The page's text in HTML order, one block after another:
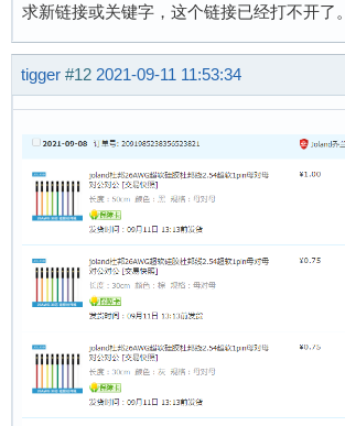
求新链接或关键字，这个链接已经打不开了。
tigger #12 2021-09-11 11:53:34